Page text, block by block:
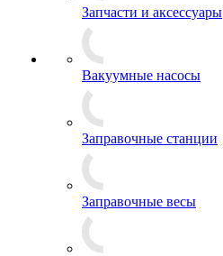
Запчасти и аксессуары
Вакуумные насосы
Заправочные станции
Заправочные весы